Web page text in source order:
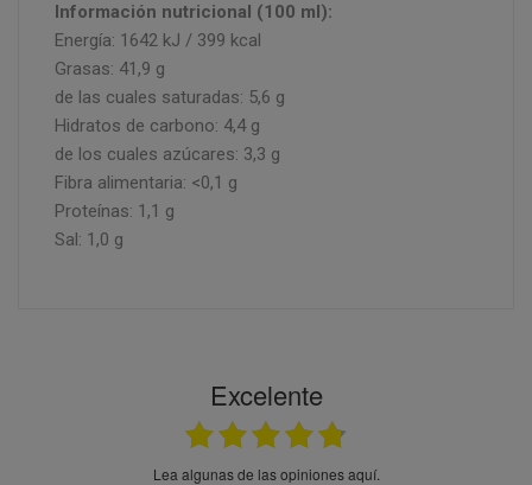
Información nutricional (100 ml):
Energía: 1642 kJ / 399 kcal
Grasas: 41,9 g
de las cuales saturadas: 5,6 g
Hidratos de carbono: 4,4 g
de los cuales azúcares: 3,3 g
Fibra alimentaria: <0,1 g
Proteínas: 1,1 g
Sal: 1,0 g
Excelente
Lea algunas de las opiniones aquí.